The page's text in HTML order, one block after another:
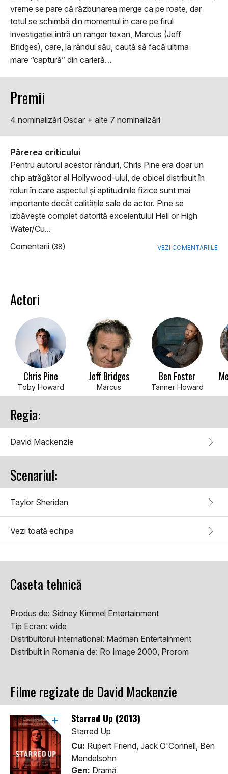
vreme se pare că răzbunarea merge ca pe roate, dar
totul se schimbă din momentul în care pe firul
investigației intră un ranger texan, Marcus (Jeff
Bridges), care, la rândul său, caută să facă ultima
mare “captură” din carieră…
Premii
4 nominalizări Oscar + alte 7 nominalizări
Părerea criticului
Pentru autorul acestor rânduri, Chris Pine era doar un
chip atrăgător al Hollywood-ului, de obicei distribuit în
roluri în care aspectul şi aptitudinile fizice sunt mai
importante decât calităţile sale de actor. Pine se
izbăveşte complet datorită excelentului Hell or High
Water/Cu...
Comentarii (38) VEZI COMENTARIILE
Actori
Chris Pine
Toby Howard
Jeff Bridges
Marcus
Ben Foster
Tanner Howard
Regia:
David Mackenzie
Scenariul:
Taylor Sheridan
Vezi toată echipa
Caseta tehnică
Produs de: Sidney Kimmel Entertainment
Tip Ecran: wide
Distribuitorul international: Madman Entertainment
Distribuit in Romania de: Ro Image 2000, Prorom
Filme regizate de David Mackenzie
Starred Up (2013)
Starred Up
Cu: Rupert Friend, Jack O'Connell, Ben
Mendelsohn
Gen: Dramă